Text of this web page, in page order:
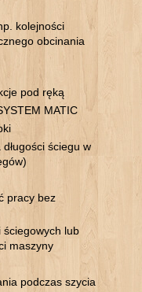
kolejności
obcinania
pod ręką
MATIC
ściegu w
pracy bez
ściegowych lub
maszyny
podczas szycia